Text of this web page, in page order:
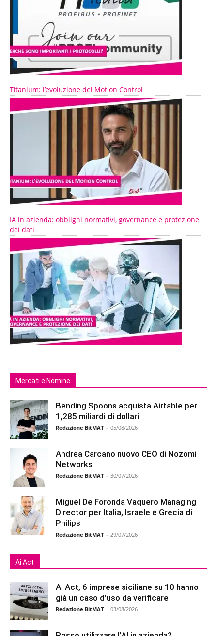
Titanium: l’evoluzione del Motion Control
IA in azienda: obblighi normativi, governance e protezione
dei dati
Mercati e Nomine
Bending Spoons acquista Airtable per
1,285 miliardi di dollari
Redazione BitMAT - 05/08/2026
Andrea Carcano nuovo CEO di Nozomi
Networks
Redazione BitMAT - 30/07/2026
Miguel De Foronda Vaquero Managing
Director per Italia, Israele e Grecia di
Philips
Redazione BitMAT - 29/07/2026
Ai Act
AI Act, 6 imprese siciliane su 10 hanno
già un caso d’uso da verificare
Redazione BitMAT - 03/08/2026